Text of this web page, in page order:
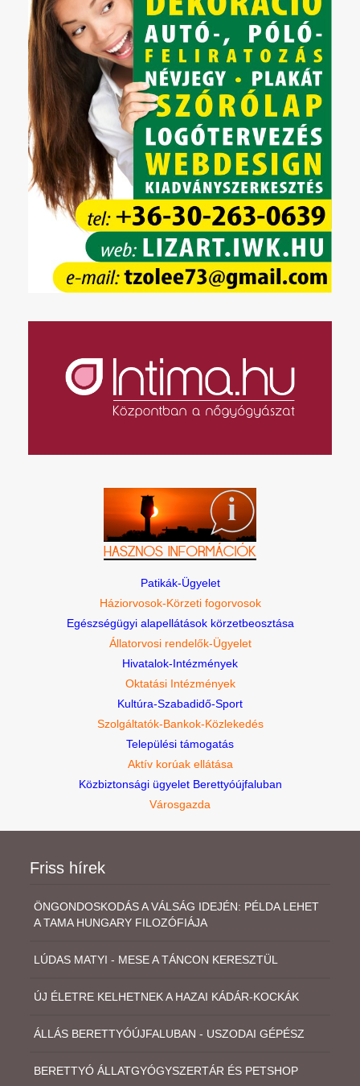
Patikák-Ügyelet
Háziorvosok-Körzeti fogorvosok
Egészségügyi alapellátások körzetbeosztása
Állatorvosi rendelők-Ügyelet
Hivatalok-Intézmények
Oktatási Intézmények
Kultúra-Szabadidő-Sport
Szolgáltatók-Bankok-Közlekedés
Települési támogatás
Aktív korúak ellátása
Közbiztonsági ügyelet Berettyóújfaluban
Városgazda
Friss hírek
ÖNGONDOSKODÁS A VÁLSÁG IDEJÉN: PÉLDA LEHET
A TAMA HUNGARY FILOZÓFIÁJA
LÚDAS MATYI - MESE A TÁNCON KERESZTÜL
ÚJ ÉLETRE KELHETNEK A HAZAI KÁDÁR-KOCKÁK
ÁLLÁS BERETTYÓÚJFALUBAN - USZODAI GÉPÉSZ
BERETTYÓ ÁLLATGYÓGYSZERTÁR ÉS PETSHOP